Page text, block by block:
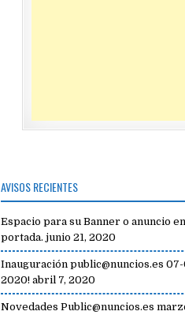
AVISOS RECIENTES
Espacio para su Banner o anuncio en
portada. junio 21, 2020
Inauguración public@nuncios.es
2020! abril 7, 2020
Novedades Public@nuncios.es